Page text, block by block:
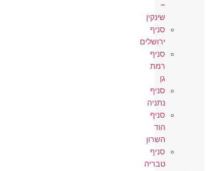
–
שינקין
סניף
ירושלים
סניף
רמת
גן
סניף
נתניה
סניף
הוד
השרון
סניף
טבריה